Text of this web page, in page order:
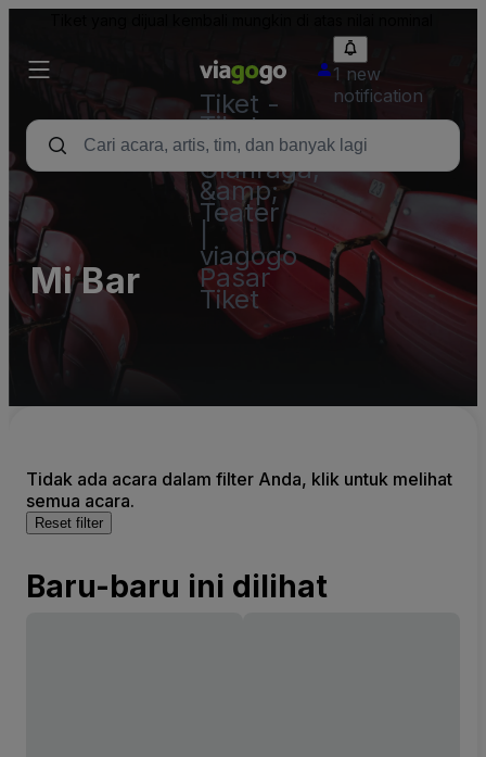
Tiket -
Tiket
Konser,
Olahraga,
&amp;
Teater
viagogo
Pasar
Tiket
1 new
notification
Mi Bar
Tidak ada acara dalam filter Anda, klik untuk melihat
semua acara.
Reset filter
Baru-baru ini dilihat